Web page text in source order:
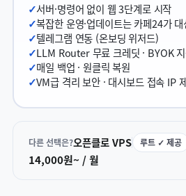
서버·명령어 없이 웹 3단계로 시작
복잡한 운영·업데이트는 카페24가
텔레그램 연동 (온보딩 위저드)
LLM Router 무료 크레딧 · BYOK
매일 백업 · 원클릭 복원
VM급 격리 보안 · 대시보드 접속 IP
다른 선택은?오픈클로 VPS 루트 ✓ 제공
14,000원~ / 월